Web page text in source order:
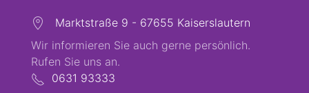
Marktstraße 9 - 67655 Kaiserslautern
Wir informieren Sie auch gerne persönlich.
Rufen Sie uns an.
0631 93333